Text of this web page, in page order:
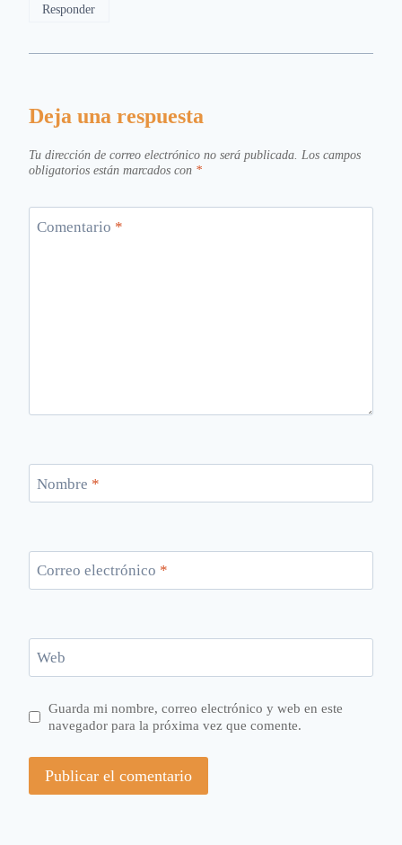
Responder
Deja una respuesta
Tu dirección de correo electrónico no será publicada. Los campos
obligatorios están marcados con *
Comentario *
Nombre *
Correo electrónico *
Web
Guarda mi nombre, correo electrónico y web en este
navegador para la próxima vez que comente.